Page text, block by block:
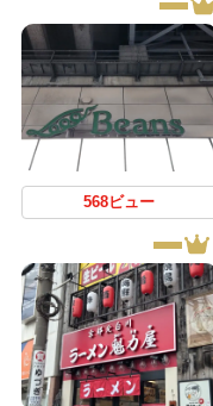
568ビュー